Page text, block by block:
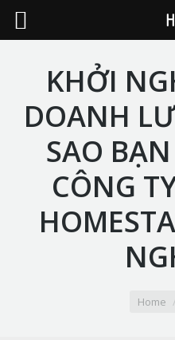
KHỞI
DOANH
SAO
CÔNG
Home